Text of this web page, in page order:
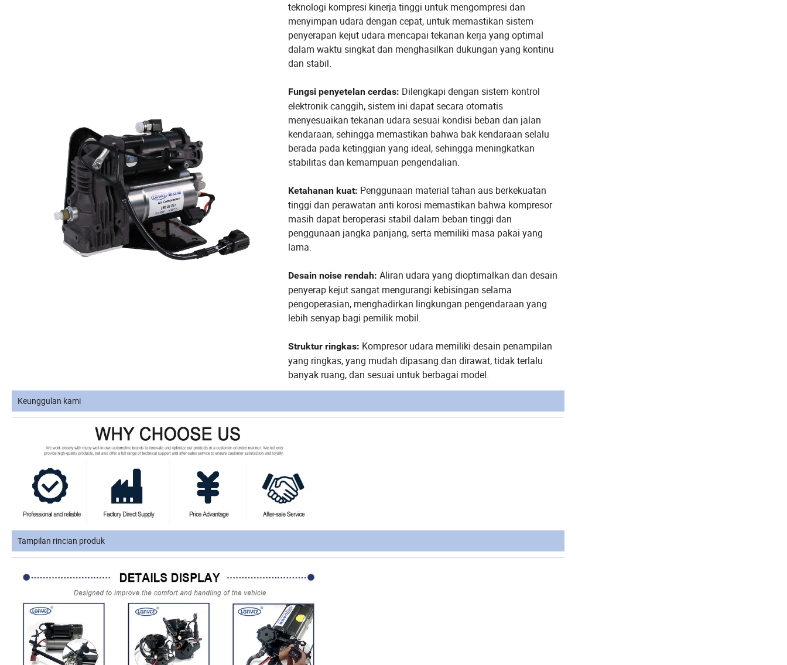
teknologi kompresi kinerja tinggi untuk mengompresi dan
menyimpan udara dengan cepat, untuk memastikan sistem
penyerapan kejut udara mencapai tekanan kerja yang optimal
dalam waktu singkat dan menghasilkan dukungan yang kontinu
dan stabil.
Fungsi penyetelan cerdas: Dilengkapi dengan sistem kontrol
elektronik canggih, sistem ini dapat secara otomatis
menyesuaikan tekanan udara sesuai kondisi beban dan jalan
kendaraan, sehingga memastikan bahwa bak kendaraan selalu
berada pada ketinggian yang ideal, sehingga meningkatkan
stabilitas dan kemampuan pengendalian.
Ketahanan kuat: Penggunaan material tahan aus berkekuatan
tinggi dan perawatan anti korosi memastikan bahwa kompresor
masih dapat beroperasi stabil dalam beban tinggi dan
penggunaan jangka panjang, serta memiliki masa pakai yang
lama.
Desain noise rendah: Aliran udara yang dioptimalkan dan desain
penyerap kejut sangat mengurangi kebisingan selama
pengoperasian, menghadirkan lingkungan pengendaraan yang
lebih senyap bagi pemilik mobil.
Struktur ringkas: Kompresor udara memiliki desain penampilan
yang ringkas, yang mudah dipasang dan dirawat, tidak terlalu
banyak ruang, dan sesuai untuk berbagai model.
Keunggulan kami
Tampilan rincian produk